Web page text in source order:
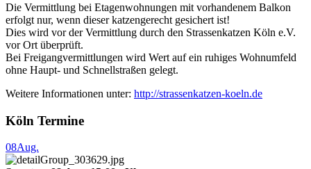
Die Vermittlung bei Etagenwohnungen mit vorhandenem Balkon
erfolgt nur, wenn dieser katzengerecht gesichert ist!
Dies wird vor der Vermittlung durch den Strassenkatzen Köln e.V.
vor Ort überprüft.
Bei Freigangvermittlungen wird Wert auf ein ruhiges Wohnumfeld
ohne Haupt- und Schnellstraßen gelegt.
Weitere Informationen unter: http://strassenkatzen-koeln.de
Köln Termine
08Aug.